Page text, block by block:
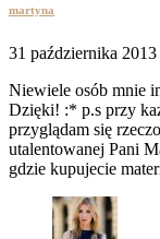
martyna
31 października
Niewiele osób mnie
Dzięki! :* p.s przy
przyglądam się
utalentowanej Pani
gdzie kupujecie